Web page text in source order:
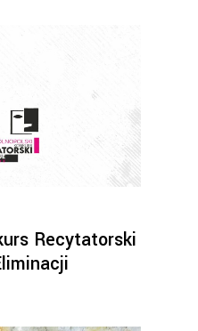
Recytatorski